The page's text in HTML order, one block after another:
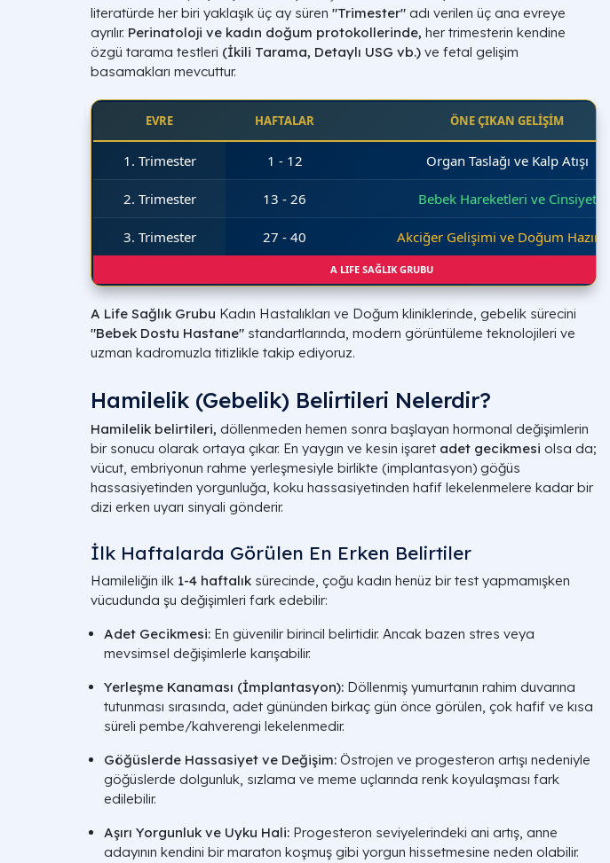
literatürde her biri yaklaşık üç ay süren "Trimester" adı verilen üç ana evreye
ayrılır. Perinatoloji ve kadın doğum protokollerinde, her trimesterin kendine
özgü tarama testleri (İkili Tarama, Detaylı USG vb.) ve fetal gelişim
basamakları mevcuttur.
EVRE HAFTALAR ÖNE ÇIKAN GELİŞİM
1. Trimester 1 - 12 Organ Taslağı ve Kalp Atışı
2. Trimester 13 - 26 Bebek Hareketleri ve Cinsiyet
3. Trimester 27 - 40 Akciğer Gelişimi ve Doğum Hazırlığı
A LIFE SAĞLIK GRUBU
A Life Sağlık Grubu Kadın Hastalıkları ve Doğum kliniklerinde, gebelik sürecini
"Bebek Dostu Hastane" standartlarında, modern görüntüleme teknolojileri ve
uzman kadromuzla titizlikle takip ediyoruz.
Hamilelik (Gebelik) Belirtileri Nelerdir?
Hamilelik belirtileri, döllenmeden hemen sonra başlayan hormonal değişimlerin
bir sonucu olarak ortaya çıkar. En yaygın ve kesin işaret adet gecikmesi olsa da;
vücut, embriyonun rahme yerleşmesiyle birlikte (implantasyon) göğüs
hassasiyetinden yorgunluğa, koku hassasiyetinden hafif lekelenmelere kadar bir
dizi erken uyarı sinyali gönderir.
İlk Haftalarda Görülen En Erken Belirtiler
Hamileliğin ilk 1-4 haftalık sürecinde, çoğu kadın henüz bir test yapmamışken
vücudunda şu değişimleri fark edebilir:
Adet Gecikmesi: En güvenilir birincil belirtidir. Ancak bazen stres veya
mevsimsel değişimlerle karışabilir.
Yerleşme Kanaması (İmplantasyon): Döllenmiş yumurtanın rahim duvarına
tutunması sırasında, adet gününden birkaç gün önce görülen, çok hafif ve kısa
süreli pembe/kahverengi lekelenmedir.
Göğüslerde Hassasiyet ve Değişim: Östrojen ve progesteron artışı nedeniyle
göğüslerde dolgunluk, sızlama ve meme uçlarında renk koyulaşması fark
edilebilir.
Aşırı Yorgunluk ve Uyku Hali: Progesteron seviyelerindeki ani artış, anne
adayının kendini bir maraton koşmuş gibi yorgun hissetmesine neden olabilir.